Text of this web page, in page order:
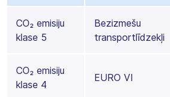
CO₂ emisiju
klase 5
Bezizmešu
transportlīdzekļi
CO₂ emisiju
klase 4
EURO VI